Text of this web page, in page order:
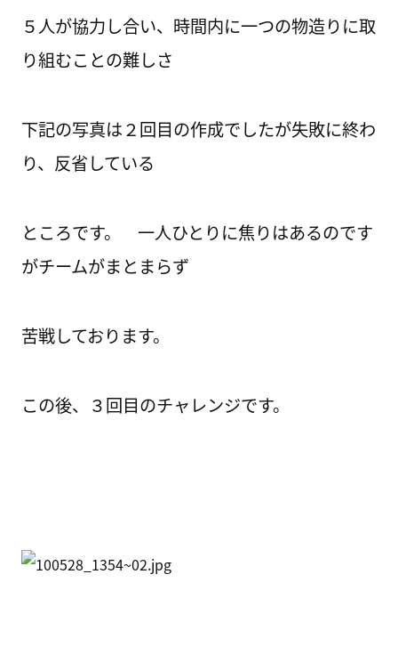
５人が協力し合い、時間内に一つの物造りに取
り組むことの難しさ
下記の写真は２回目の作成でしたが失敗に終わ
り、反省している
ところです。 一人ひとりに焦りはあるのです
がチームがまとまらず
苦戦しております。
この後、３回目のチャレンジです。